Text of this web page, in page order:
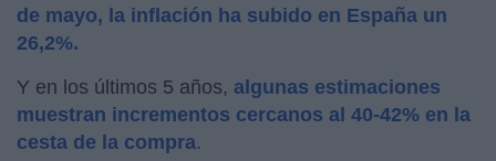
de mayo, la inflación ha subido en España un
26,2%.
Y en los últimos 5 años, algunas estimaciones
muestran incrementos cercanos al 40-42% en la
cesta de la compra.